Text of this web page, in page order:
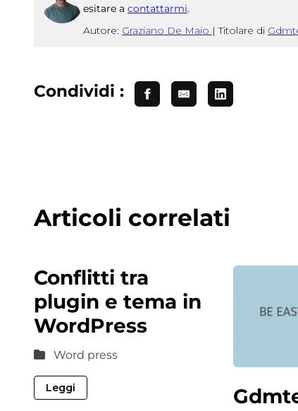
esitare a contattarmi.
Autore: Graziano De Maio | Titolare di
Condividi :
Articoli correlati
Conflitti tra
plugin e tema in
WordPress
Word press
Leggi